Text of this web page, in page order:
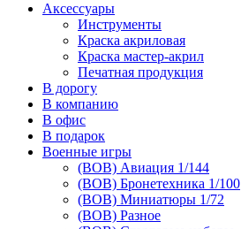
Аксессуары
Инструменты
Краска акриловая
Краска мастер-акрил
Печатная продукция
В дорогу
В компанию
В офис
В подарок
Военные игры
(ВОВ) Авиация 1/144
(ВОВ) Бронетехника 1/100
(ВОВ) Миниатюры 1/72
(ВОВ) Разное